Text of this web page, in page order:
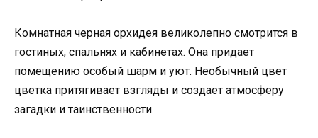
Комнатная черная орхидея великолепно смотрится в
гостиных, спальнях и кабинетах. Она придает
помещению особый шарм и уют. Необычный цвет
цветка притягивает взгляды и создает атмосферу
загадки и таинственности.